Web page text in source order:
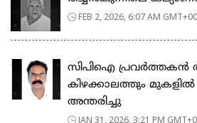
FEB 2, 2026, 6:07 AM
സിപിഐ പ്രവർത്തകൻ
കിഴക്കാലത്തും
അന്തരിച്ചു
JAN 31, 2026, 3:21 PM